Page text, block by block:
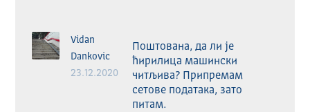
Vidan
Dankovic
23.12.2020
Поштована, да ли је
ћирилица машински
читљива? Припремам
сетове података, зато
питам.